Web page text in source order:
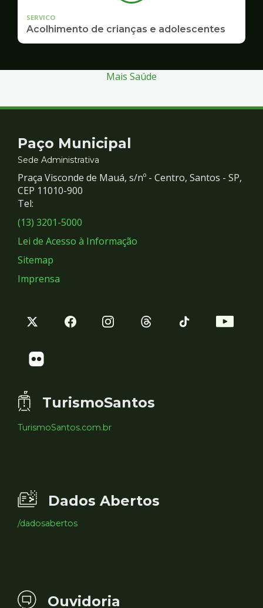
SERVICO
Acolhimento de crianças e adolescentes
Mais Saúde
Contato
e
Redes
Sociais
Paço Municipal
Sede Administrativa
Praça Visconde de Mauá, s/nº - Centro, Santos - SP,
CEP 11010-900
Tel:
(13) 3201-5000
Lei de Acesso à Informação
Sitemap
Imprensa
TurismoSantos
TurismoSantos.com.br
Dados Abertos
/dadosabertos
Ouvidoria